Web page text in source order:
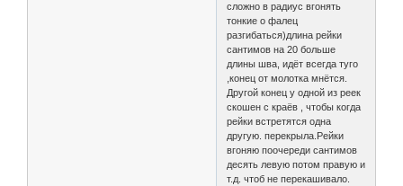
сложно в радиус вгонять
тонкие о фалец
разгибаться)длина рейки
сантимов на 20 больше
длины шва, идёт всегда туго
,конец от молотка мнётся.
Другой конец у одной из реек
скошен с краёв , чтобы когда
рейки встретятся одна
другую. перекрыла.Рейки
вгоняю поочереди сантимов
десять левую потом правую и
т.д. чтоб не перекашивало.